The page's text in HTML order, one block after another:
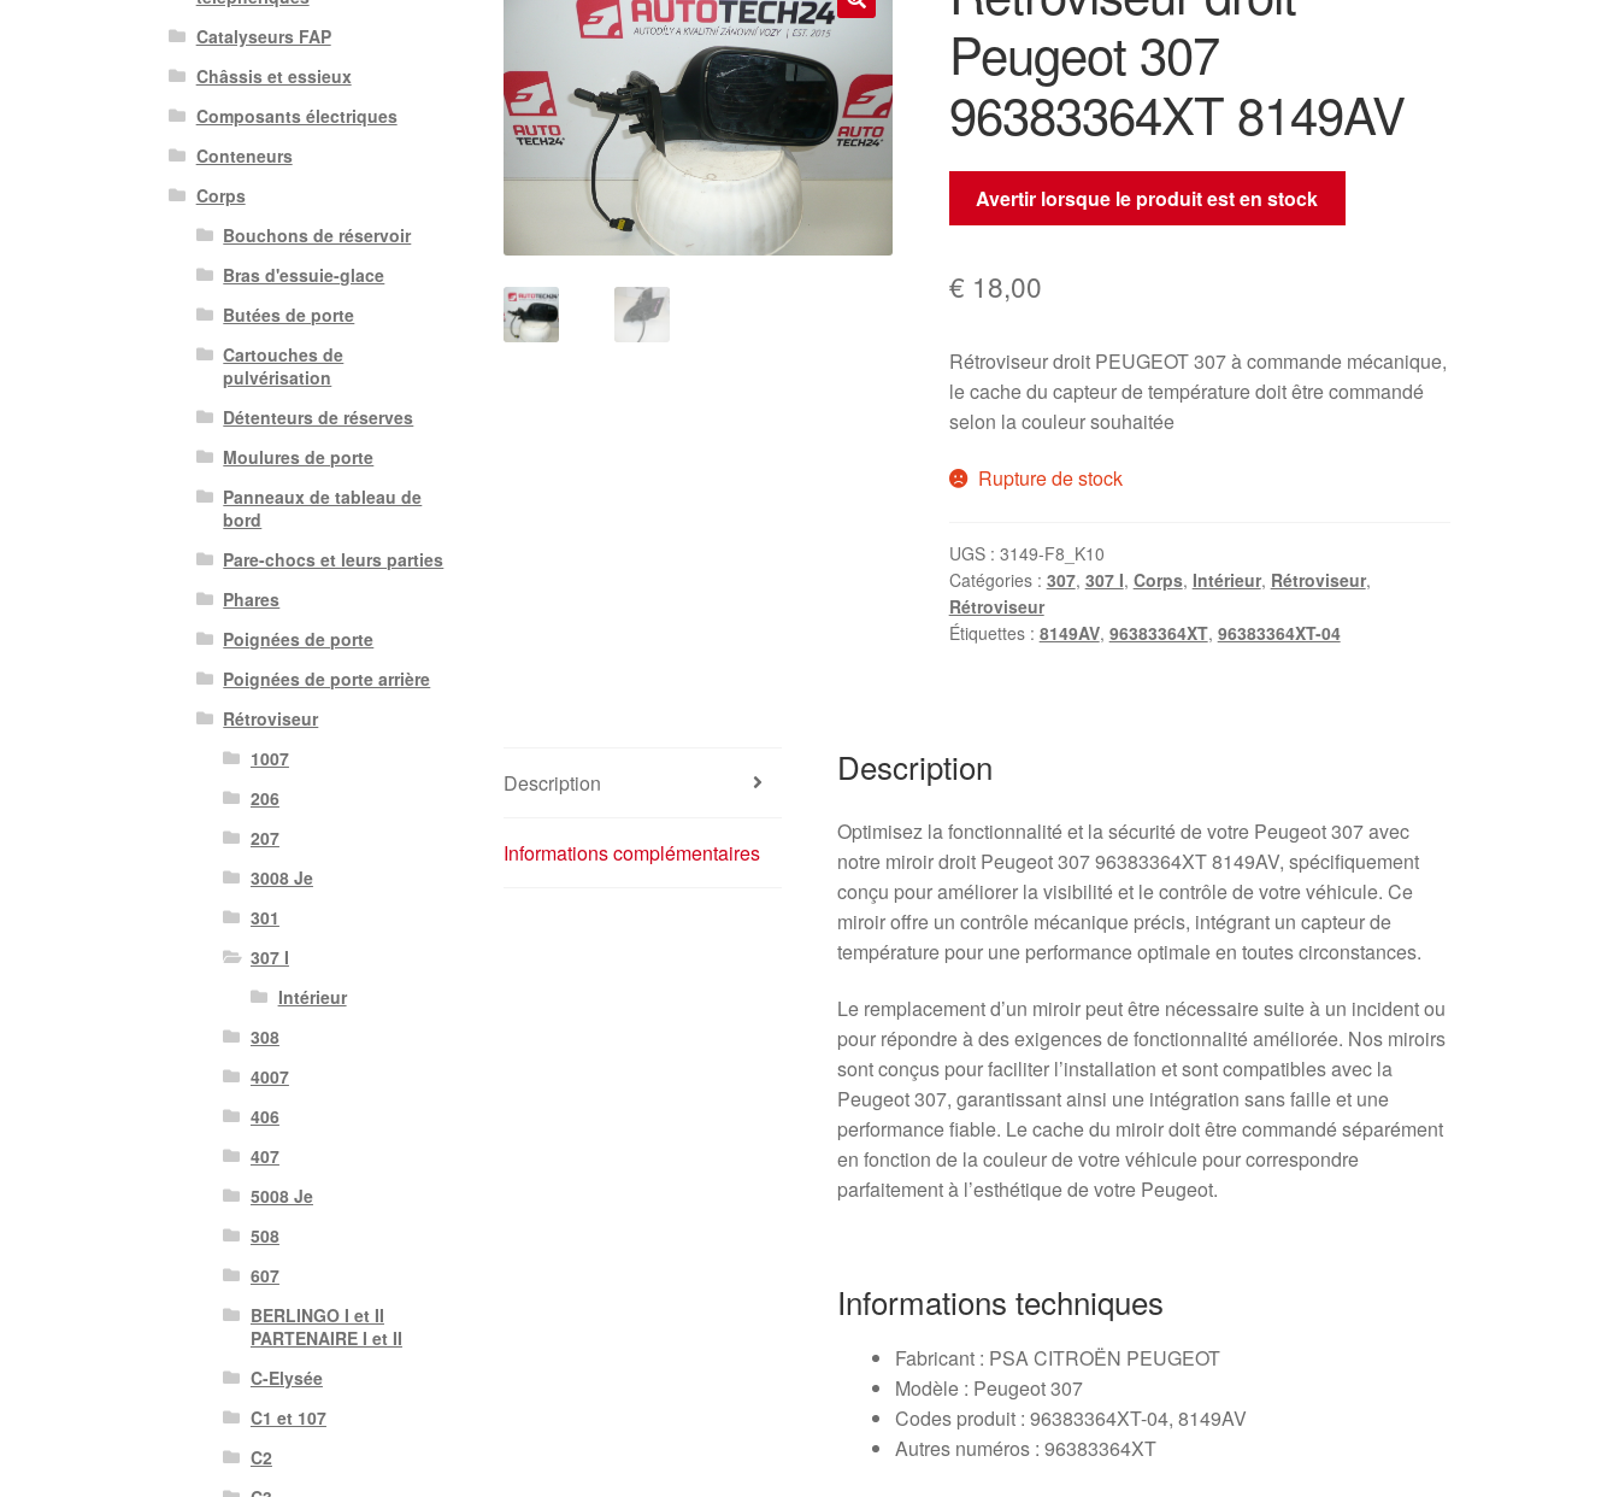
Peugeot 307
96383364XT 8149AV
Avertir lorsque le produit est en stock
€ 18,00
Rétroviseur droit PEUGEOT 307 à commande mécanique,
le cache du capteur de température doit être commandé
selon la couleur souhaitée
Rupture de stock
UGS : 3149-F8_K10
Catégories : 307, 307 I, Corps, Intérieur, Rétroviseur,
Rétroviseur
Étiquettes : 8149AV, 96383364XT, 96383364XT-04
Description
Informations complémentaires
Description
Optimisez la fonctionnalité et la sécurité de votre Peugeot 307 avec
notre miroir droit Peugeot 307 96383364XT 8149AV, spécifiquement
conçu pour améliorer la visibilité et le contrôle de votre véhicule. Ce
miroir offre un contrôle mécanique précis, intégrant un capteur de
température pour une performance optimale en toutes circonstances.
Le remplacement d’un miroir peut être nécessaire suite à un incident ou
pour répondre à des exigences de fonctionnalité améliorée. Nos miroirs
sont conçus pour faciliter l’installation et sont compatibles avec la
Peugeot 307, garantissant ainsi une intégration sans faille et une
performance fiable. Le cache du miroir doit être commandé séparément
en fonction de la couleur de votre véhicule pour correspondre
parfaitement à l’esthétique de votre Peugeot.
Informations techniques
Fabricant : PSA CITROËN PEUGEOT
Modèle : Peugeot 307
Codes produit : 96383364XT-04, 8149AV
Autres numéros : 96383364XT
Catalyseurs FAP
Châssis et essieux
Composants électriques
Conteneurs
Corps
Bouchons de réservoir
Bras d'essuie-glace
Butées de porte
Cartouches de
pulvérisation
Détenteurs de réserves
Moulures de porte
Panneaux de tableau de
bord
Pare-chocs et leurs parties
Phares
Poignées de porte
Poignées de porte arrière
Rétroviseur
1007
206
207
3008 Je
301
307 I
Intérieur
308
4007
406
407
5008 Je
508
607
BERLINGO I et II
PARTENAIRE I et II
C-Elysée
C1 et 107
C2